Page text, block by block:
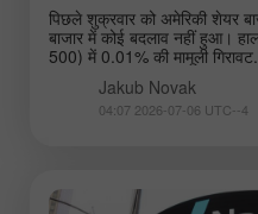
पिछले शुक्रवार को अमेरिकी शेयर
बाजार में कोई बदलाव नहीं हुआ।
500) में 0.01% की मामूली गिरावट.
Jakub Novak
04:07 2026-07-06 UTC--4